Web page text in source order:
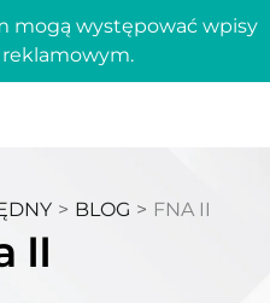
mogą występować wpisy
> BLOG > FNA II
II